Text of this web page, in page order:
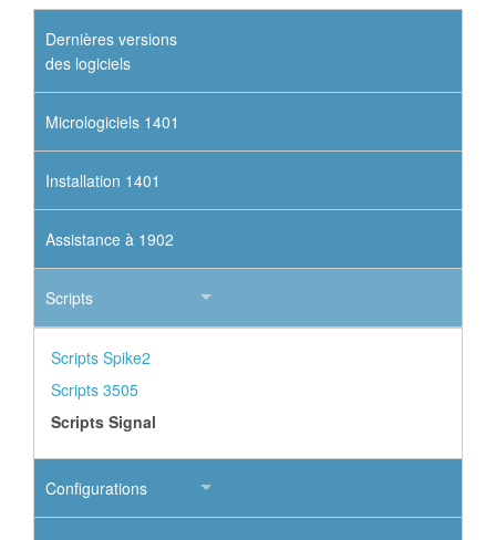
Dernières versions
des logiciels
Micrologiciels 1401
Installation 1401
Assistance à 1902
Scripts
Scripts Spike2
Scripts 3505
Scripts Signal
Configurations